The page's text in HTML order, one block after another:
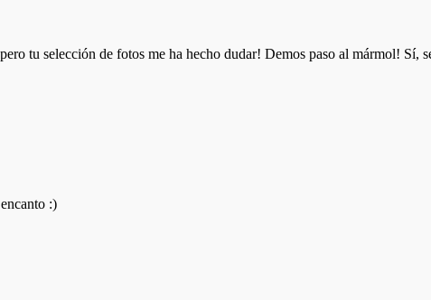
tu selección de fotos me ha hecho dudar! Demos paso al mármol! Sí,
:)